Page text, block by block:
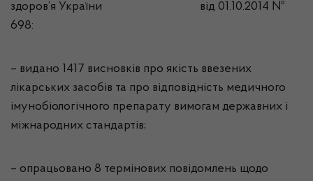
здоров’я України від 01.10.2014 №
698:
– видано 1417 висновків про якість ввезених
лікарських засобів та про відповідність медичного
імунобіологічного препарату вимогам державних і
міжнародних стандартів;
– опрацьовано 8 термінових повідомлень щодо